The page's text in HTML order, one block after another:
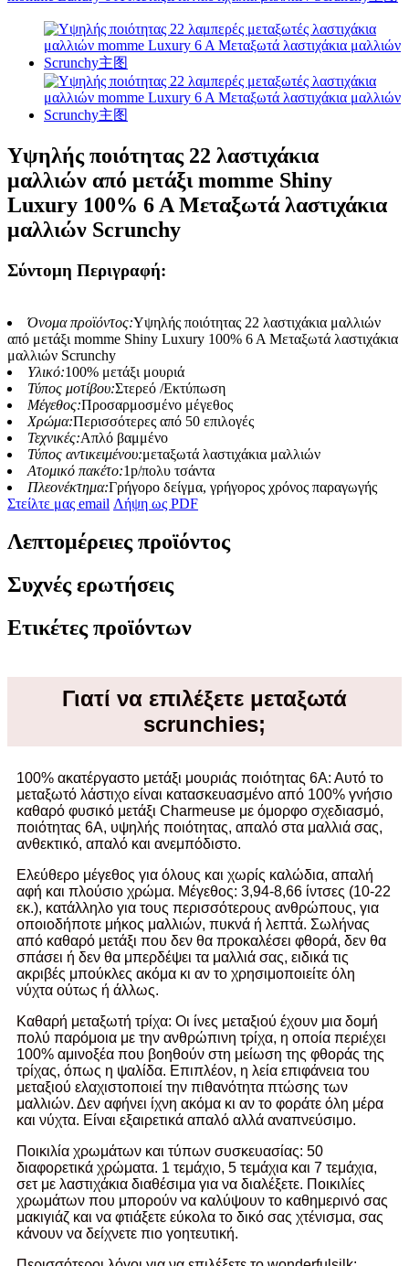
Υψηλής ποιότητας 22 λαστιχάκια
μαλλιών από μετάξι momme Shiny
Luxury 100% 6 A Μεταξωτά λαστιχάκια
μαλλιών Scrunchy
Σύντομη Περιγραφή:
Όνομα προϊόντος:Υψηλής ποιότητας 22 λαστιχάκια μαλλιών
από μετάξι momme Shiny Luxury 100% 6 A Μεταξωτά λαστιχάκια
μαλλιών Scrunchy
Υλικό:100% μετάξι μουριά
Τύπος μοτίβου:Στερεό /Εκτύπωση
Μέγεθος:Προσαρμοσμένο μέγεθος
Χρώμα:Περισσότερες από 50 επιλογές
Τεχνικές:Απλό βαμμένο
Τύπος αντικειμένου:μεταξωτά λαστιχάκια μαλλιών
Ατομικό πακέτο:1p/πολυ τσάντα
Πλεονέκτημα:Γρήγορο δείγμα, γρήγορος χρόνος παραγωγής
Στείλτε μας email Λήψη ως PDF
Λεπτομέρειες προϊόντος
Συχνές ερωτήσεις
Ετικέτες προϊόντων
Γιατί να επιλέξετε μεταξωτά
scrunchies;
100% ακατέργαστο μετάξι μουριάς ποιότητας 6Α: Αυτό το
μεταξωτό λάστιχο είναι κατασκευασμένο από 100% γνήσιο
καθαρό φυσικό μετάξι Charmeuse με όμορφο σχεδιασμό,
ποιότητας 6Α, υψηλής ποιότητας, απαλό στα μαλλιά σας,
ανθεκτικό, απαλό και ανεμπόδιστο.
Ελεύθερο μέγεθος για όλους και χωρίς καλώδια, απαλή
αφή και πλούσιο χρώμα. Μέγεθος: 3,94-8,66 ίντσες (10-22
εκ.), κατάλληλο για τους περισσότερους ανθρώπους, για
οποιοδήποτε μήκος μαλλιών, πυκνά ή λεπτά. Σωλήνας
από καθαρό μετάξι που δεν θα προκαλέσει φθορά, δεν θα
σπάσει ή δεν θα μπερδέψει τα μαλλιά σας, ειδικά τις
ακριβές μπούκλες ακόμα κι αν το χρησιμοποιείτε όλη
νύχτα ούτως ή άλλως.
Καθαρή μεταξωτή τρίχα: Οι ίνες μεταξιού έχουν μια δομή
πολύ παρόμοια με την ανθρώπινη τρίχα, η οποία περιέχει
100% αμινοξέα που βοηθούν στη μείωση της φθοράς της
τρίχας, όπως η ψαλίδα. Επιπλέον, η λεία επιφάνεια του
μεταξιού ελαχιστοποιεί την πιθανότητα πτώσης των
μαλλιών. Δεν αφήνει ίχνη ακόμα κι αν το φοράτε όλη μέρα
και νύχτα. Είναι εξαιρετικά απαλό αλλά αναπνεύσιμο.
Ποικιλία χρωμάτων και τύπων συσκευασίας: 50
διαφορετικά χρώματα. 1 τεμάχιο, 5 τεμάχια και 7 τεμάχια,
σετ με λαστιχάκια διαθέσιμα για να διαλέξετε. Ποικιλίες
χρωμάτων που μπορούν να καλύψουν το καθημερινό σας
μακιγιάζ και να φτιάξετε εύκολα το δικό σας χτένισμα, σας
κάνουν να δείχνετε πιο γοητευτική.